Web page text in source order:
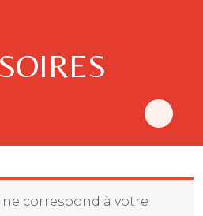
correspond à votre